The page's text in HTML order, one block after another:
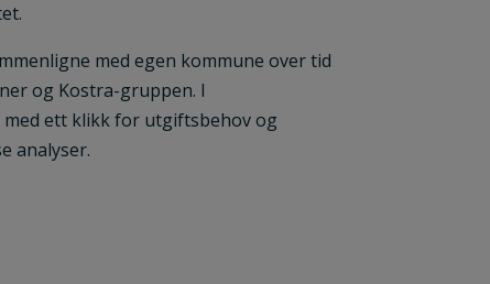
med egen kommune over tid
og Kostra-gruppen. I
ett klikk for utgiftsbehov og
analyser.